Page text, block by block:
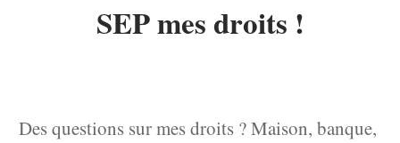
SEP mes droits !
Des questions sur mes droits ? Maison, banque,